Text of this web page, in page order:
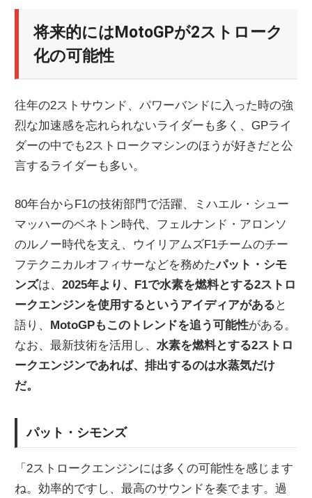
ク
ニ
ュ
ス
将来的にはMotoGPが2ストローク
化の可能性
往年の2ストサウンド、パワーバンドに入った時の強
烈な加速感を忘れられないライダーも多く、GPライ
ダーの中でも2ストロークマシンのほうが好きだと公
言するライダーも多い。
80年台からF1の技術部門で活躍、ミハエル・シュー
マッハーのベネトン時代、フェルナンド・アロンソ
のルノー時代を支え、ウイリアムズF1チームのチー
フテクニカルオフィサーなどを務めたパット・シモ
ンズは、2025年より、F1で水素を燃料とする2ストロ
ークエンジンを使用するというアイディアがある と
語り、 MotoGPもこのトレンドを追う可能性がある。
なお、最新技術を活用し、水素を燃料とする2ストロ
ークエンジンであれば、排出するのは水蒸気だけ
だ。
パット・シモンズ
「2ストロークエンジンには多くの可能性を感じます
ね。効率的ですし、最高のサウンドを奏でます。過